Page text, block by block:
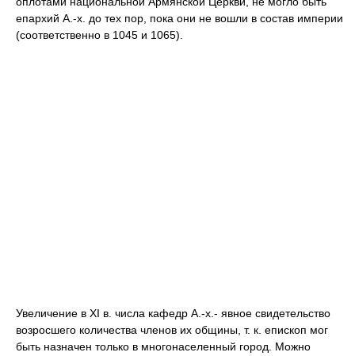
епархий А.-х. до тех пор, пока они не вошли в состав империи
(соответственно в 1045 и 1065).
Увеличение в XI в. числа кафедр А.-х.- явное свидетельство
возросшего количества членов их общины, т. к. епископ мог
быть назначен только в многонаселенный город. Можно